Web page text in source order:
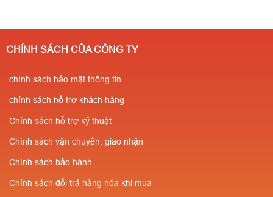
kiểm định
PCCC✔️Sẵn
Số lượng càng nhiều
giá càng rẻ ✔️Chiết
khấu cao cho người
CHÍNH SÁCH CỦA CÔNG TY
chính sách bảo mật thông tin
chính sách hỗ trợ khách hàng
Chính sách hỗ trợ kỹ thuật
Chính sách vận chuyển, giao nhận
Chính sách bảo hành
Chính sách đổi trả hàng hóa khi mua